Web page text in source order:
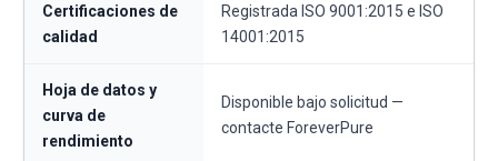
Certificaciones de
calidad
Registrada ISO 9001:2015 e ISO
14001:2015
Hoja de datos y
curva de
rendimiento
Disponible bajo solicitud —
contacte ForeverPure